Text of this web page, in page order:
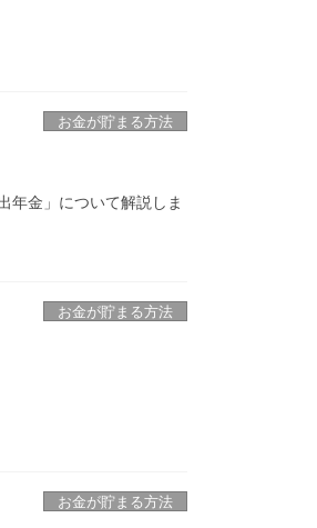
お金が貯まる方法
年金」について解説しま
お金が貯まる方法
お金が貯まる方法